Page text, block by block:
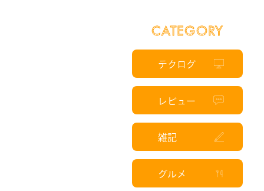
CATEGORY
テクログ
レビュー
雑記
グルメ